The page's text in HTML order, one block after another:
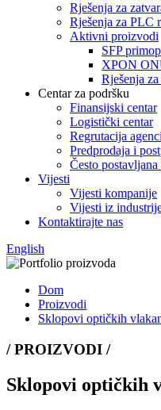
Rješenja za
Rješenja za PLC
Aktivni proizvodi
SFP
XPON
Rješenja
Centar za podršku
Finansijski centar
Logistički centar
Regrutacija
Predprodaja i
Često postavljana
Vijesti
Vijesti kompanije
Vijesti iz
Kontaktirajte nas
English
Dom
Proizvodi
Sklopovi optičkih
/ PROIZVODI /
Sklopovi optičkih